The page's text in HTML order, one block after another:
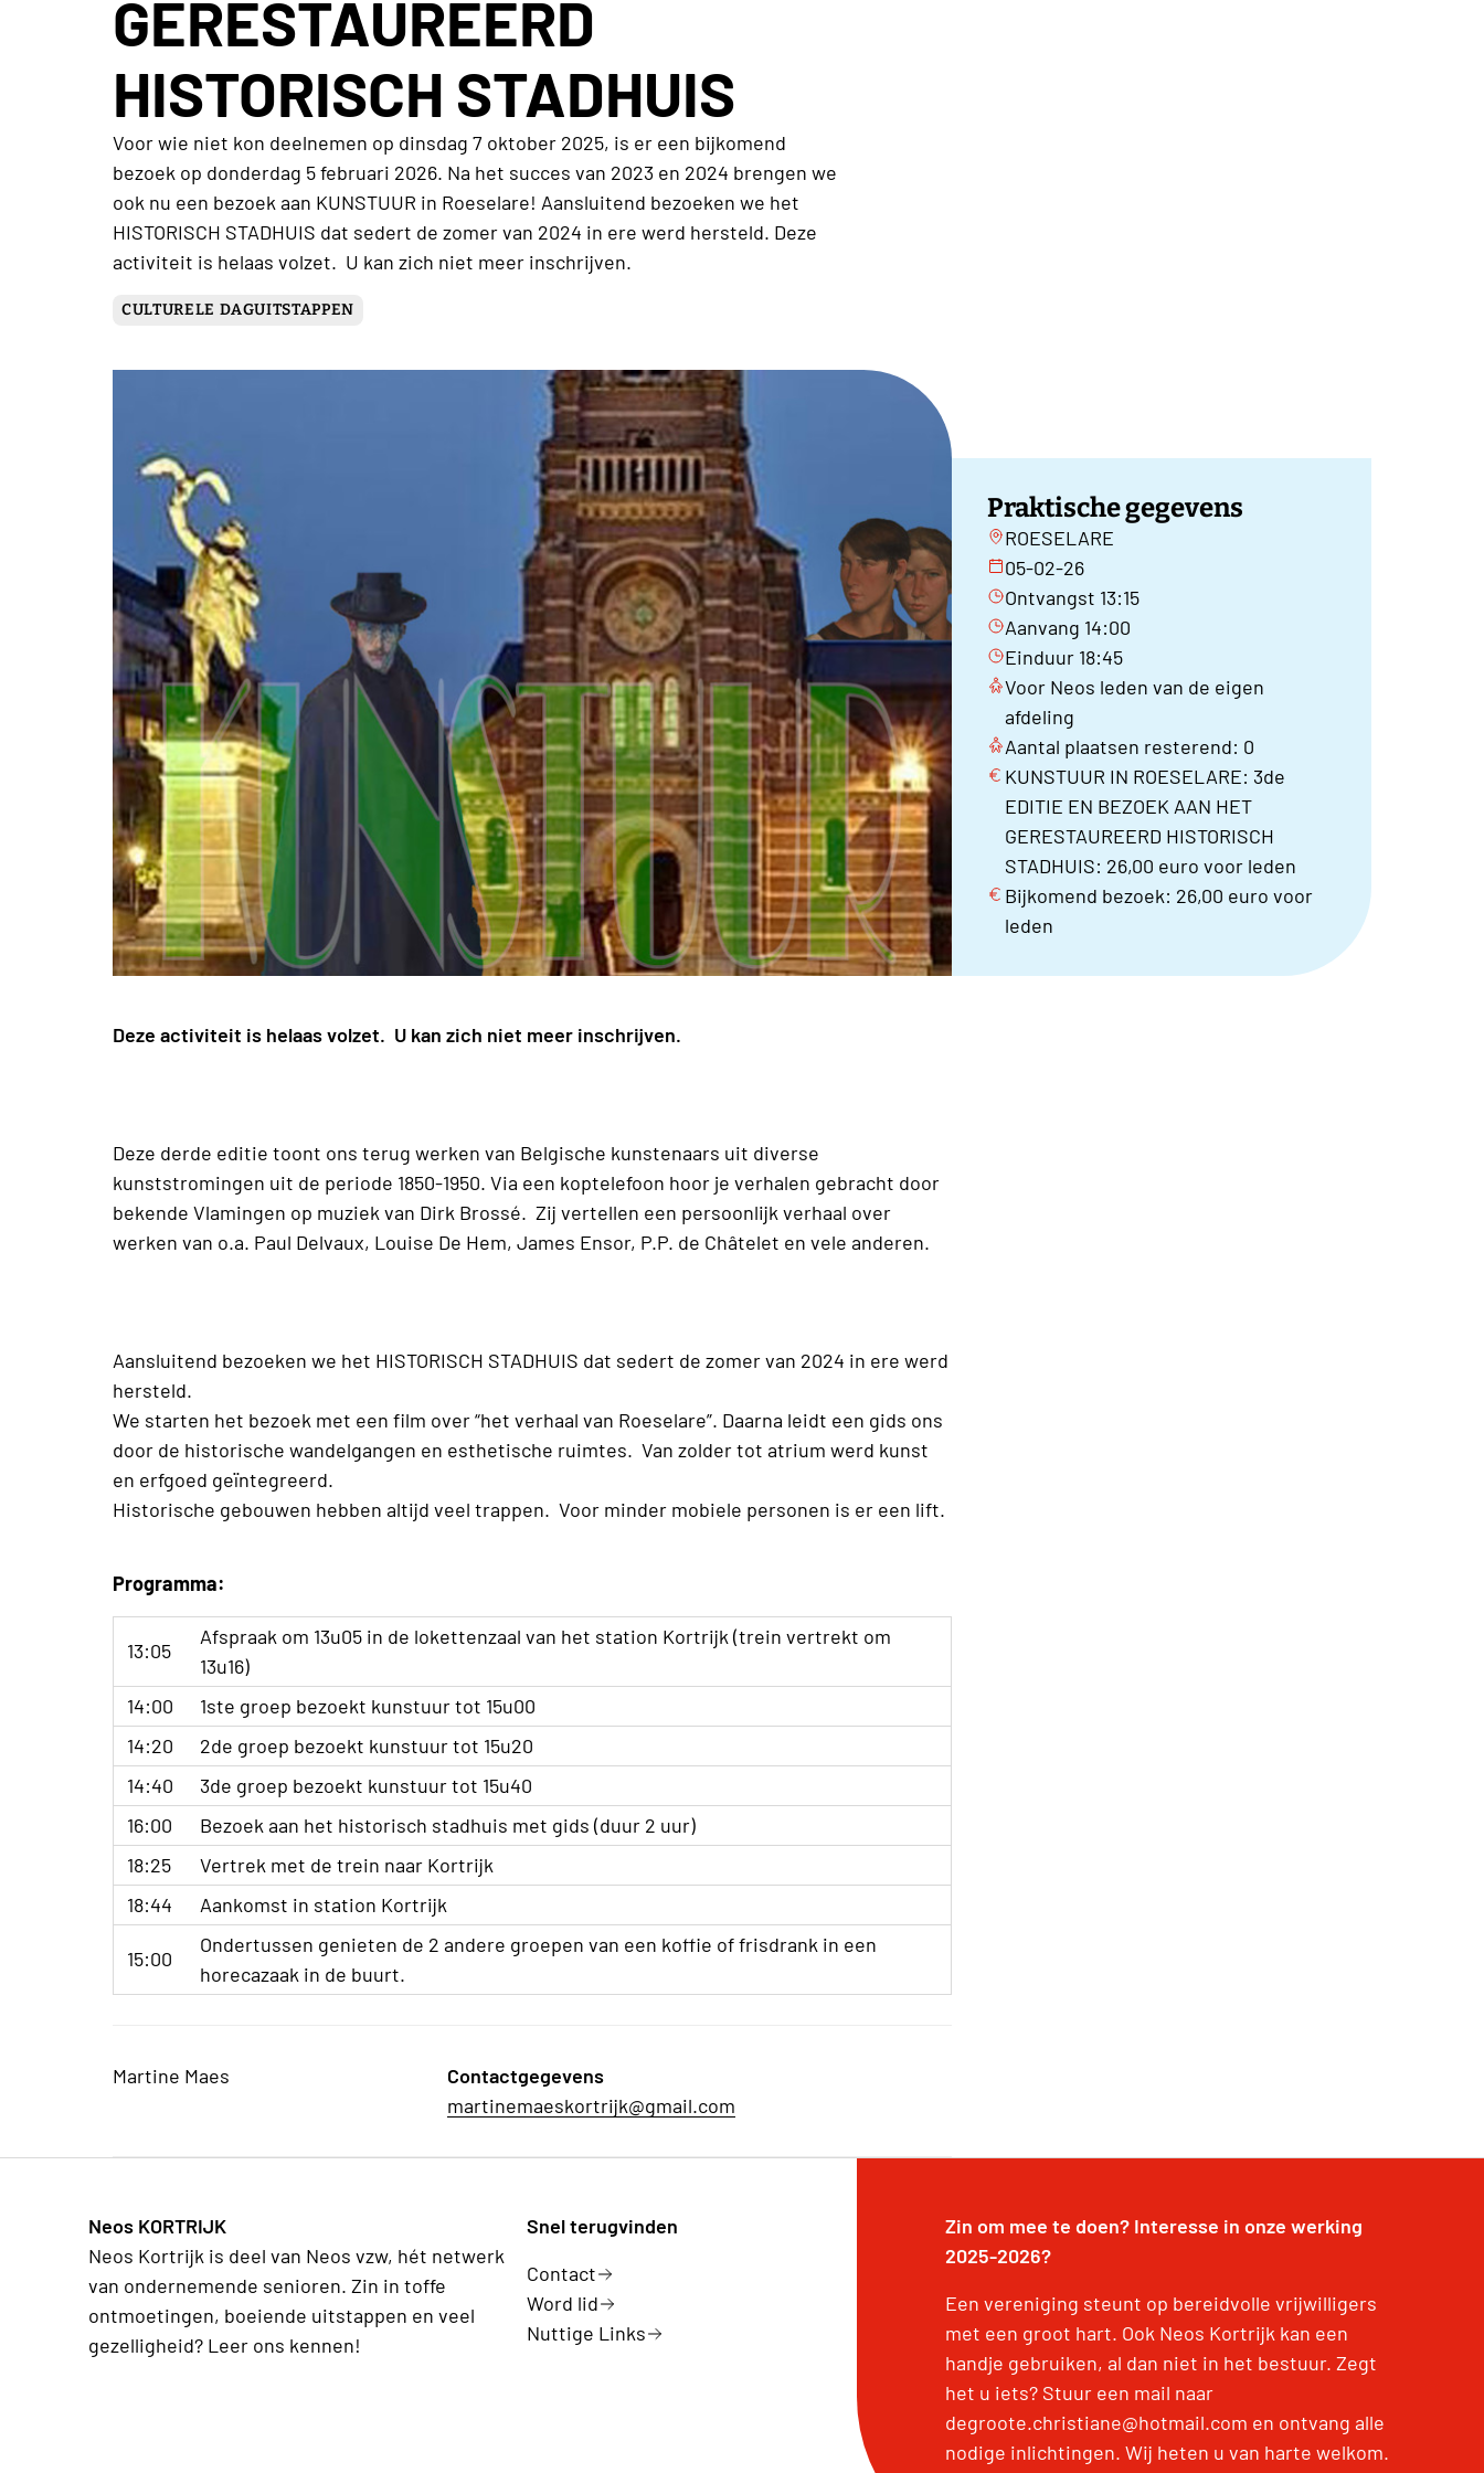
GERESTAUREERD
HISTORISCH STADHUIS
Voor wie niet kon deelnemen op dinsdag 7 oktober 2025, is er een bijkomend
bezoek op donderdag 5 februari 2026. Na het succes van 2023 en 2024 brengen we
ook nu een bezoek aan KUNSTUUR in Roeselare! Aansluitend bezoeken we het
HISTORISCH STADHUIS dat sedert de zomer van 2024 in ere werd hersteld. Deze
activiteit is helaas volzet. U kan zich niet meer inschrijven.
CULTURELE DAGUITSTAPPEN
Praktische gegevens
ROESELARE
05-02-26
Ontvangst 13:15
Aanvang 14:00
Einduur 18:45
Voor Neos leden van de eigen
afdeling
Aantal plaatsen resterend: 0
KUNSTUUR IN ROESELARE: 3de
EDITIE EN BEZOEK AAN HET
GERESTAUREERD HISTORISCH
STADHUIS: 26,00 euro voor leden
Bijkomend bezoek: 26,00 euro voor
leden
Deze activiteit is helaas volzet. U kan zich niet meer inschrijven.
Deze derde editie toont ons terug werken van Belgische kunstenaars uit diverse
kunststromingen uit de periode 1850-1950. Via een koptelefoon hoor je verhalen gebracht door
bekende Vlamingen op muziek van Dirk Brossé. Zij vertellen een persoonlijk verhaal over
werken van o.a. Paul Delvaux, Louise De Hem, James Ensor, P.P. de Châtelet en vele anderen.
Aansluitend bezoeken we het HISTORISCH STADHUIS dat sedert de zomer van 2024 in ere werd
hersteld.
We starten het bezoek met een film over “het verhaal van Roeselare”. Daarna leidt een gids ons
door de historische wandelgangen en esthetische ruimtes. Van zolder tot atrium werd kunst
en erfgoed geïntegreerd.
Historische gebouwen hebben altijd veel trappen. Voor minder mobiele personen is er een lift.
Programma:
13:05
Afspraak om 13u05 in de lokettenzaal van het station Kortrijk (trein vertrekt om
13u16)
14:00
1ste groep bezoekt kunstuur tot 15u00
14:20
2de groep bezoekt kunstuur tot 15u20
14:40
3de groep bezoekt kunstuur tot 15u40
16:00
Bezoek aan het historisch stadhuis met gids (duur 2 uur)
18:25
Vertrek met de trein naar Kortrijk
18:44
Aankomst in station Kortrijk
15:00
Ondertussen genieten de 2 andere groepen van een koffie of frisdrank in een
horecazaak in de buurt.
Martine Maes
Contactgegevens
martinemaeskortrijk@gmail.com
Neos KORTRIJK
Neos Kortrijk is deel van Neos vzw, hét netwerk
van ondernemende senioren. Zin in toffe
ontmoetingen, boeiende uitstappen en veel
gezelligheid? Leer ons kennen!
Snel terugvinden
Contact
Word lid
Nuttige Links
Zin om mee te doen? Interesse in onze werking
2025-2026?
Een vereniging steunt op bereidvolle vrijwilligers
met een groot hart. Ook Neos Kortrijk kan een
handje gebruiken, al dan niet in het bestuur. Zegt
het u iets? Stuur een mail naar
degroote.christiane@hotmail.com en ontvang alle
nodige inlichtingen. Wij heten u van harte welkom.